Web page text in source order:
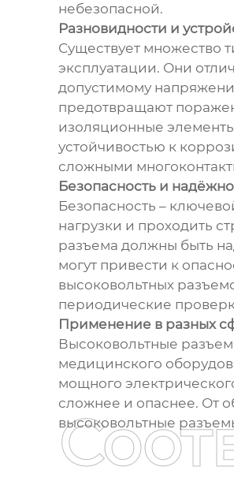
небезопасной.
Разновидности и
Существует множество
эксплуатации. Они
допустимому
предотвращают
изоляционные
устойчивостью к
сложными
Безопасность и
Безопасность –
нагрузки и проходить
разъема должны быть
могут привести к
высоковольтных
периодические
Применение в разных
Высоковольтные
медицинского
мощного
сложнее и опаснее. От
высоковольтные